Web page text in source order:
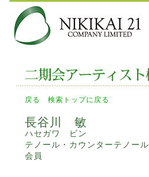
戻る 検索トップに戻る
長谷川 敏
ハセガワ ビン
テノール・カウンターテノール
会員